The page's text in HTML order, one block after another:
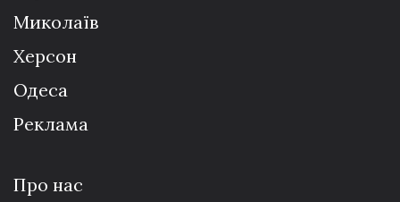
Миколаїв
Херсон
Одеса
Реклама
Про нас